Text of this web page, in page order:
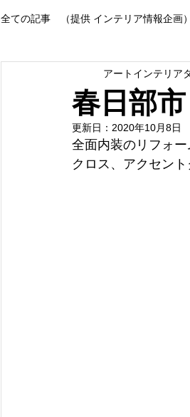
全ての記事 （提供 インテリア情報企画
春日部
アートインテリア
更新日： 2020年10月8日
全面内装のリフォ
クロス、アクセン